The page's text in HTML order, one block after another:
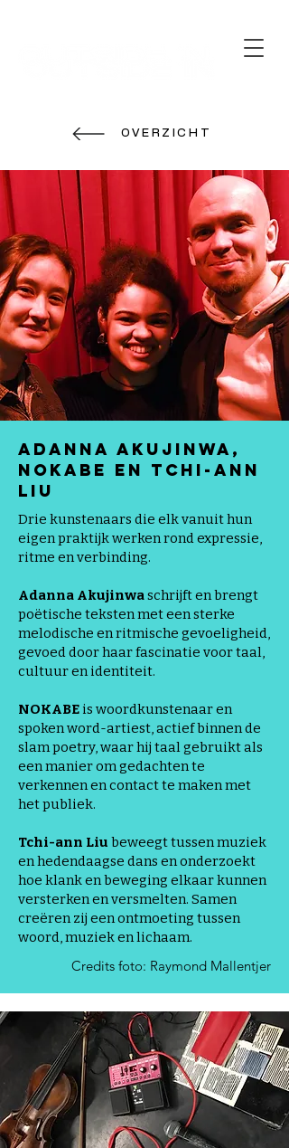
OVERZICHT
Adanna Akujinwa,
NOKABE en Tchi-ann
Liu
Drie kunstenaars die elk vanuit hun
eigen praktijk werken rond expressie,
ritme en verbinding.
Adanna Akujinwaschrijft en brengt
poëtische teksten met een sterke
melodische en ritmische gevoeligheid,
gevoed door haar fascinatie voor taal,
cultuur en identiteit.
NOKABE is woordkunstenaar en
spoken word-artiest, actief binnen de
slam poetry, waar hij taal gebruikt als
een manier om gedachten te
verkennen en contact te maken met
het publiek.
Tchi-ann Liu beweegt tussen muziek
en hedendaagse dans en onderzoekt
hoe klank en beweging elkaar kunnen
versterken en versmelten. Samen
creëren zij een ontmoeting tussen
woord, muziek en lichaam.
Credits foto: Raymond Mallentjer